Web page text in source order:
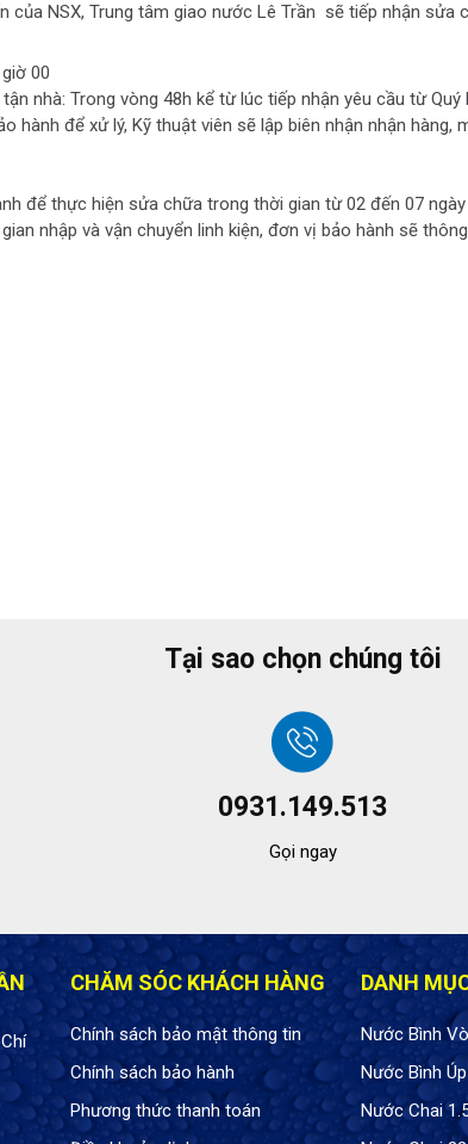
NSX, Trung tâm giao nước Lê Trần sẽ tiếp nhận sửa
00
nhà: Trong vòng 48h kể từ lúc tiếp nhận yêu cầu từ Quý
hành để xử lý, Kỹ thuật viên sẽ lập biên nhận nhận
để thực hiện sửa chữa trong thời gian từ 02 đến 07 ngày
nhập và vận chuyển linh kiện, đơn vị bảo hành sẽ
Tại sao chọn chúng tôi
0931.149.513
Gọi ngay
CHĂM SÓC KHÁCH HÀNG
Chính sách bảo mật thông tin
Chính sách bảo hành
Phương thức thanh toán
DANH
Nước Bình
Nước Bình
Nước Chai